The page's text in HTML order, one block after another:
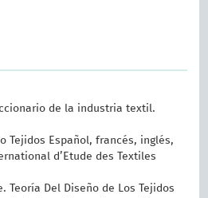
de la industria textil.
Tejidos Español, francés, inglés,
d’Etude des Textiles
Teoría Del Diseño de Los Tejidos